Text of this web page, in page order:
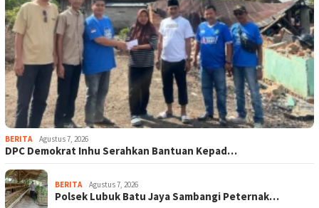
BERITA Agustus 7, 2026
DPC Demokrat Inhu Serahkan Bantuan Kepad…
BERITA Agustus 7, 2026
Polsek Lubuk Batu Jaya Sambangi Peternak…